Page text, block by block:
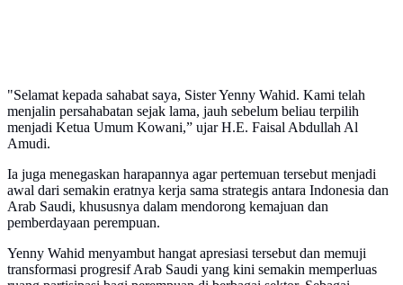
"Selamat kepada sahabat saya, Sister Yenny Wahid. Kami telah
menjalin persahabatan sejak lama, jauh sebelum beliau terpilih
menjadi Ketua Umum Kowani,” ujar H.E. Faisal Abdullah Al
Amudi.
Ia juga menegaskan harapannya agar pertemuan tersebut menjadi
awal dari semakin eratnya kerja sama strategis antara Indonesia dan
Arab Saudi, khususnya dalam mendorong kemajuan dan
pemberdayaan perempuan.
Yenny Wahid menyambut hangat apresiasi tersebut dan memuji
transformasi progresif Arab Saudi yang kini semakin memperluas